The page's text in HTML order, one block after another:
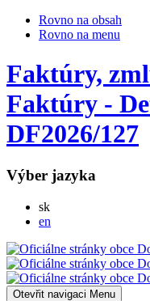
Rovno na obsah
Rovno na menu
Faktúry,
Faktúry -
DF2026/127
Výber jazyka
skSlovensky
en
Otevřit navigaci Menu